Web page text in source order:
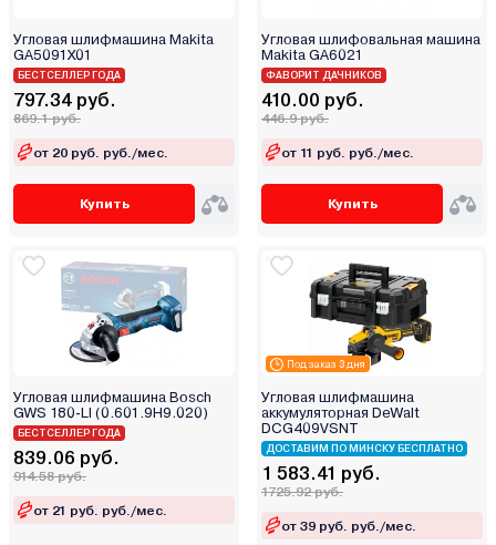
Энергопром
Энкор
Угловая шлифмашина Makita
GA5091X01
БЕСТСЕЛЛЕР ГОДА
797.34 руб.
869.1 руб.
от 20 руб. руб./мес.
Купить
Угловая шлифовальная машина
Makita GA6021
ФАВОРИТ ДАЧНИКОВ
410.00 руб.
446.9 руб.
от 11 руб. руб./мес.
Купить
Угловая шлифмашина Bosch
GWS 180-LI (0.601.9H9.020)
БЕСТСЕЛЛЕР ГОДА
839.06 руб.
914.58 руб.
от 21 руб. руб./мес.
Под заказ 3 дня
Угловая шлифмашина
аккумуляторная DeWalt
DCG409VSNT
ДОСТАВИМ ПО МИНСКУ БЕСПЛАТНО
1 583.41 руб.
1725.92 руб.
от 39 руб. руб./мес.